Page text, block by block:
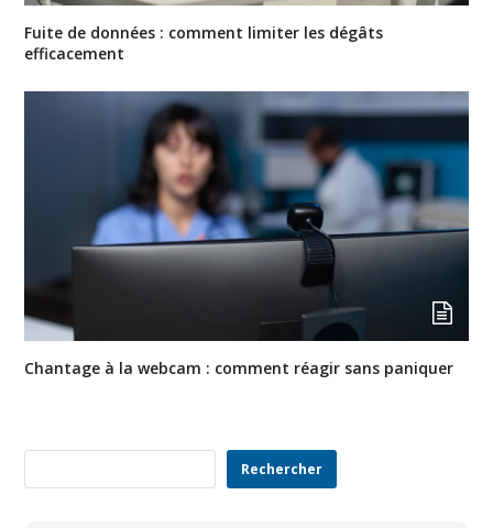
Fuite de données : comment limiter les dégâts
efficacement
Chantage à la webcam : comment réagir sans paniquer
Rechercher